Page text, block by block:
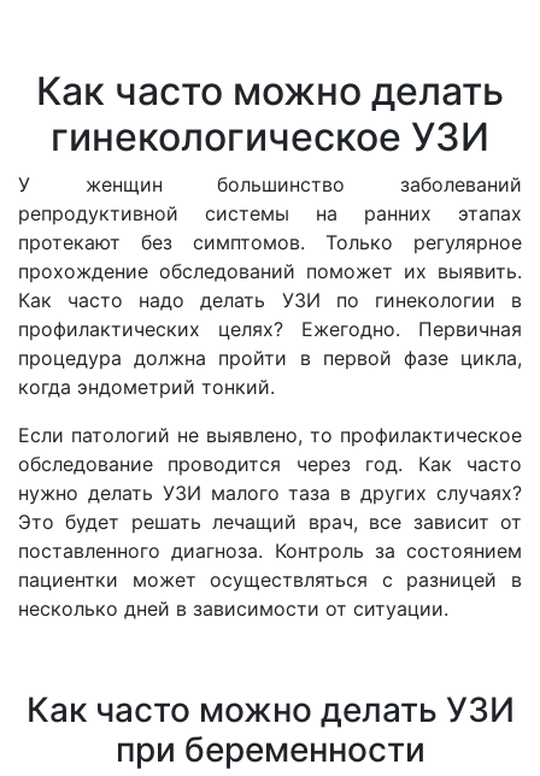
Как часто можно делать
гинекологическое УЗИ
У женщин большинство заболеваний
репродуктивной системы на ранних этапах
протекают без симптомов. Только регулярное
прохождение обследований поможет их выявить.
Как часто надо делать УЗИ по гинекологии в
профилактических целях? Ежегодно. Первичная
процедура должна пройти в первой фазе цикла,
когда эндометрий тонкий.
Если патологий не выявлено, то профилактическое
обследование проводится через год. Как часто
нужно делать УЗИ малого таза в других случаях?
Это будет решать лечащий врач, все зависит от
поставленного диагноза. Контроль за состоянием
пациентки может осуществляться с разницей в
несколько дней в зависимости от ситуации.
Как часто можно делать УЗИ
при беременности